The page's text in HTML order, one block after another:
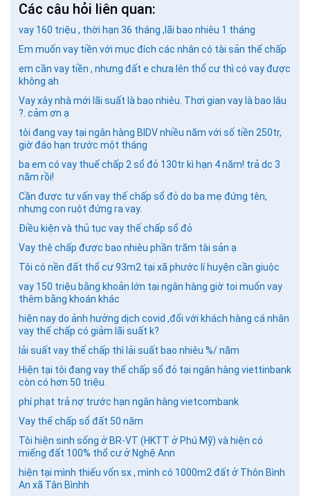
GỬI BÌNH LUẬN
Các câu hỏi liên quan:
vay 160 triệu , thời hạn 36 tháng ,lãi bao nhiêu 1 tháng
Em muốn vay tiền với mục đích các nhân có tài sản thế chấp
em cần vay tiền , nhưng đất e chưa lên thổ cư thì có vay được
không ah
Vay xây nhà mới lãi suất là bao nhiêu. Thơi gian vay là bao lâu
?. cảm ơn ạ
tôi đang vay tại ngân hàng BIDV nhiều năm với số tiền 250tr,
giờ đáo hạn trước một tháng
ba em có vay thuế chấp 2 sổ đỏ 130tr kì hạn 4 năm! trả dc 3
năm rồi!
Cần được tư vấn vay thế chấp sổ đỏ do ba mẹ đứng tên,
nhưng con ruột đứng ra vay.
Điều kiện và thủ tục vay thế chấp sổ đỏ
Vay thê chấp được bao nhiêu phần trăm tài sản ạ
Tôi có nền đất thổ cư 93m2 tại xã phước lí huyện cần giuộc
vay 150 triệu bằng khoản lớn tại ngân hàng giờ toi muốn vay
thêm bằng khoán khác
hiện nay do ảnh hưởng dịch covid ,đối với khách hàng cá nhân
vay thế chấp có giảm lãi suất k?
lải suất vay thế chấp thì lải suất bao nhiêu %/ năm
Hiện tại tôi đang vay thế chấp sổ đỏ tại ngân hàng viettinbank
còn có hơn 50 triệu.
phí phạt trả nợ trước hạn ngân hàng vietcombank
Vay thế chấp sổ đất 50 năm
Tôi hiện sinh sống ở BR-VT (HKTT ở Phú Mỹ) và hiện có
miếng đất 100% thổ cư ở Nghệ Ann
hiện tại mình thiếu vốn sx , mình có 1000m2 đất ở Thôn Bình
An xã Tân Bìnhh